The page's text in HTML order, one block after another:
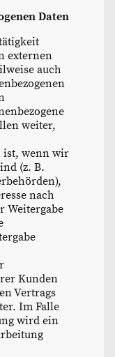
Daten
externen
auch
weiter,
wenn wir
(z. B.
nach
Weitergabe
Kunden
Vertrags
Im Falle
wird ein